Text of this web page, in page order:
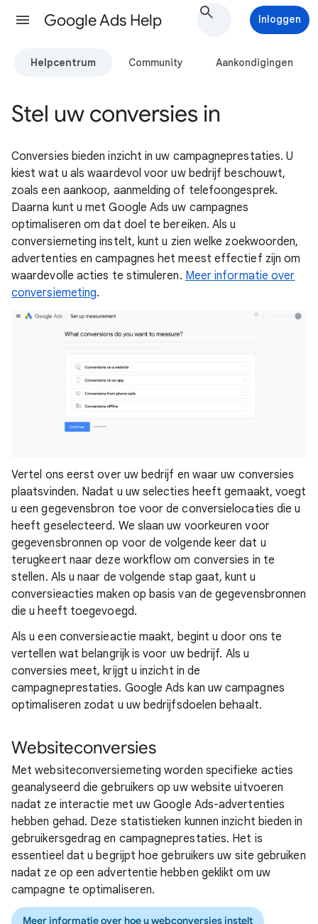
Google Ads Help Inloggen
Helpcentrum Community Aankondigingen
Stel uw conversies in
Conversies bieden inzicht in uw campagneprestaties. U
kiest wat u als waardevol voor uw bedrijf beschouwt,
zoals een aankoop, aanmelding of telefoongesprek.
Daarna kunt u met Google Ads uw campagnes
optimaliseren om dat doel te bereiken. Als u
conversiemeting instelt, kunt u zien welke zoekwoorden,
advertenties en campagnes het meest effectief zijn om
waardevolle acties te stimuleren. Meer informatie over
conversiemeting.
Vertel ons eerst over uw bedrijf en waar uw conversies
plaatsvinden. Nadat u uw selecties heeft gemaakt, voegt
u een gegevensbron toe voor de conversielocaties die u
heeft geselecteerd. We slaan uw voorkeuren voor
gegevensbronnen op voor de volgende keer dat u
terugkeert naar deze workflow om conversies in te
stellen. Als u naar de volgende stap gaat, kunt u
conversieacties maken op basis van de gegevensbronnen
die u heeft toegevoegd.
Als u een conversieactie maakt, begint u door ons te
vertellen wat belangrijk is voor uw bedrijf. Als u
conversies meet, krijgt u inzicht in de
campagneprestaties. Google Ads kan uw campagnes
optimaliseren zodat u uw bedrijfsdoelen behaalt.
Websiteconversies
Met websiteconversiemeting worden specifieke acties
geanalyseerd die gebruikers op uw website uitvoeren
nadat ze interactie met uw Google Ads-advertenties
hebben gehad. Deze statistieken kunnen inzicht bieden in
gebruikersgedrag en campagneprestaties. Het is
essentieel dat u begrijpt hoe gebruikers uw site gebruiken
nadat ze op een advertentie hebben geklikt om uw
campagne te optimaliseren.
Meer informatie over hoe u webconversies instelt